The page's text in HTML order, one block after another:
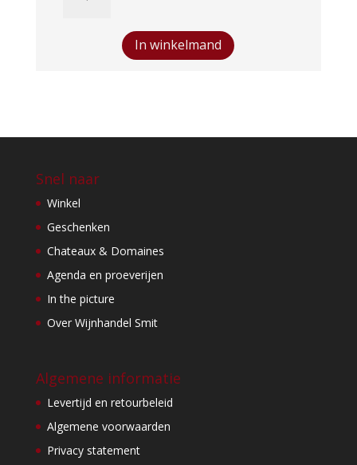
In winkelmand
Snel naar
Winkel
Geschenken
Chateaux & Domaines
Agenda en proeverijen
In the picture
Over Wijnhandel Smit
Algemene informatie
Levertijd en retourbeleid
Algemene voorwaarden
Privacy statement